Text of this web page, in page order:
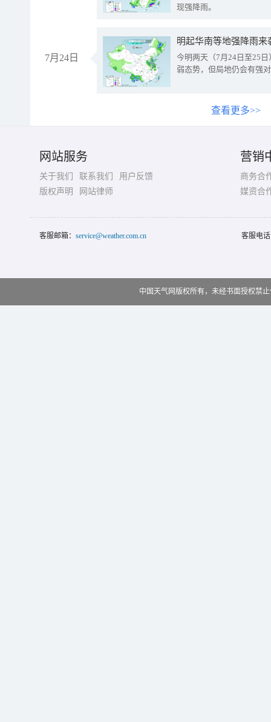
现强降雨。
7月24日
明起华南等地强降雨
今明两天（7月24日至25
弱态势，但局地仍会有强
查看更多>>
网站服务
关于我们 联系我们
用户反馈
版权声明
网站律师
营销
商务合
媒资合
客服邮箱： service@weather.com.cn 客服电
中国天气网版权所有，未经书面授权